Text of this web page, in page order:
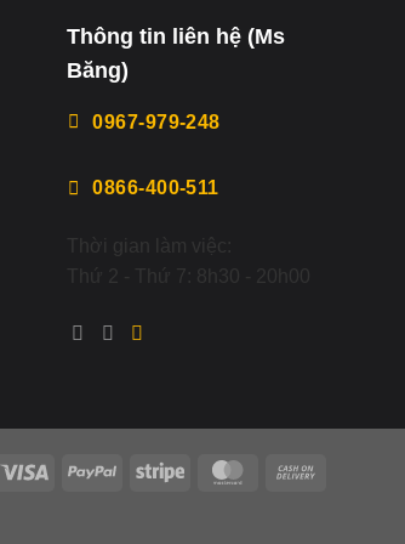
Thông tin liên hệ (Ms
Băng)
0967-979-248
0866-400-511
Thời gian làm việc:
Thứ 2 - Thứ 7: 8h30 - 20h00